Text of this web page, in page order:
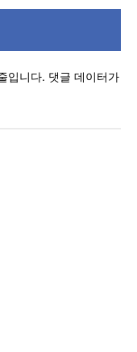
입니다. 댓글 데이터가